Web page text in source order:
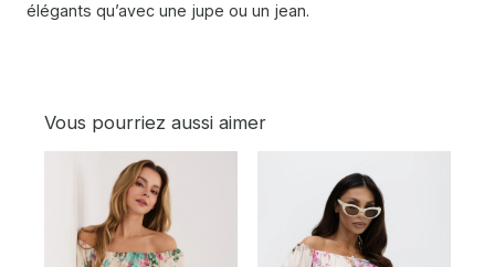
élégants qu’avec une jupe ou un jean.
Vous pourriez aussi aimer